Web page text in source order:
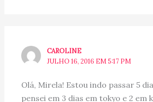
CAROLINE
JULHO 16, 2016 EM 5:17 PM
Olá, Mirela! Estou indo passar 5
pensei em 3 dias em tokyo e 2 em